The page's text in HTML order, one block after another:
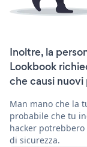
Inoltre, la
Lookbook
che causi
Man mano che la
probabile che tu
hacker
di sicurezza.